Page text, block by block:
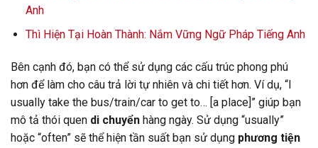
Anh
Thì Hiện Tại Hoàn Thành: Nắm Vững Ngữ Pháp Tiếng Anh
Bên cạnh đó, bạn có thể sử dụng các cấu trúc phong phú
hơn để làm cho câu trả lời tự nhiên và chi tiết hơn. Ví dụ, “I
usually take the bus/train/car to get to… [a place]” giúp bạn
mô tả thói quen di chuyển hàng ngày. Sử dụng “usually”
hoặc “often” sẽ thể hiện tần suất bạn sử dụng phương tiện